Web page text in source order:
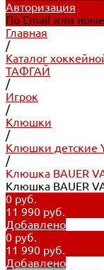
Авторизация
По Email или
Главная
/
Каталог
ТАФГАЙ
/
Игрок
/
Клюшки
/
Клюшки детские
/
Клюшка BAUER
Клюшка BAUER
0 руб.
11 990 руб.
Добавлено
0 руб.
11 990 руб.
Добавлено